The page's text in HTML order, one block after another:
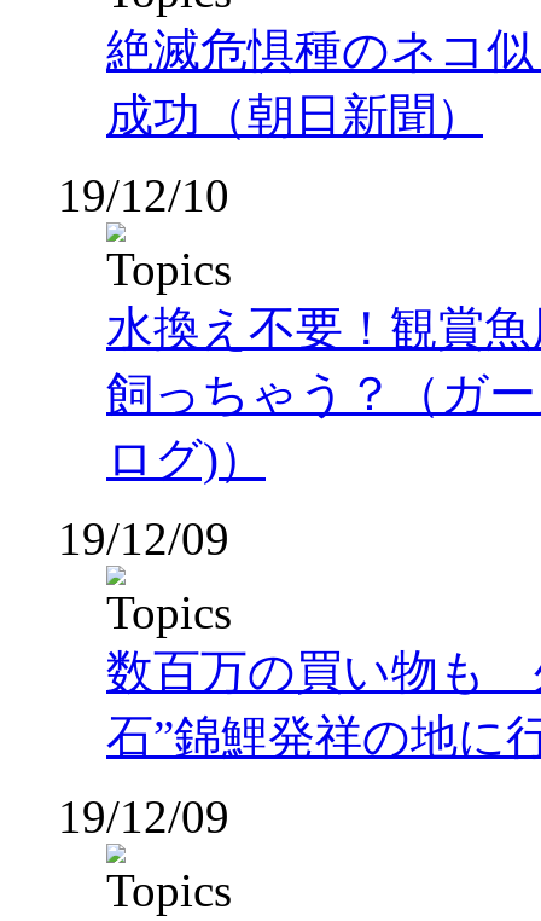
絶滅危惧種のネコ
成功（朝日新聞）
19/12/10
水換え不要！観賞
飼っちゃう？（ガ
ログ)）
19/12/09
数百万の買い物も
石”錦鯉発祥の地に
19/12/09